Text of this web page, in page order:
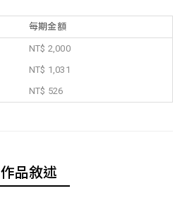
每期金額
NT$ 2,000
NT$ 1,031
NT$ 526
作品敘述